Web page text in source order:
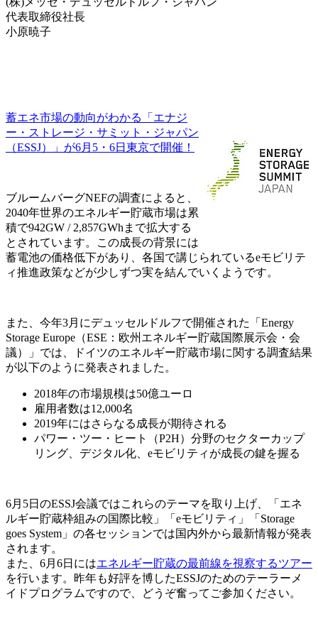
代表取締役社長
小原暁子
蓄エネ市場の動向がわかる「エナジ
ー・ストレージ・サミット・ジャパン
（ESSJ）」が6月5・6日東京で開催！
ブルームバーグNEFの調査によると、
2040年世界のエネルギー貯蔵市場は累
積で942GW / 2,857GWhまで拡大する
とされています。この成長の背景には
蓄電池の価格低下があり、各国で講じられているeモビリテ
ィ推進政策などが少しずつ実を結んでいくようです。
また、今年3月にデュッセルドルフで開催された「Energy
Storage Europe（ESE：欧州エネルギー貯蔵国際展示会・会
議）」では、ドイツのエネルギー貯蔵市場に関する調査結果
が以下のように発表されました。
2018年の市場規模は50億ユーロ
雇用者数は12,000名
2019年にはさらなる成長が期待される
パワー・ツー・ヒート（P2H）分野のセクターカップ
リング、デジタル化、eモビリティが成長の鍵を握る
6月5日のESSJ会議ではこれらのテーマを取り上げ、「エネ
ルギー貯蔵枠組みの国際比較」「eモビリティ」「Storage
goes System」の各セッションでは国内外から最新情報が発表
されます。
また、6月6日にはエネルギー貯蔵の最前線を視察するツアー
を行います。昨年も好評を博したESSJのためのテーラーメ
イドプログラムですので、どうぞ奮ってご参加ください。